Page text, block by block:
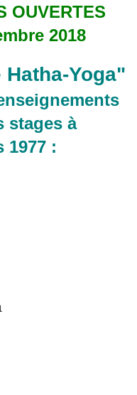
OUVERTES
2018
Yoga"
stages à
1977 :